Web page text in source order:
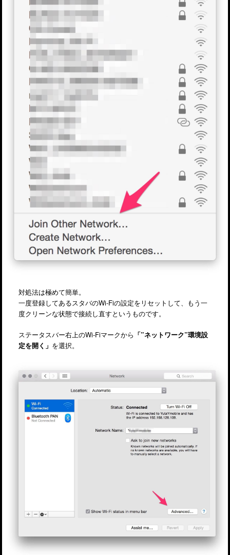
対処法は極めて簡単。
一度登録してあるスタバのWi-Fiの設定をリセットして、もう一
度クリーンな状態で接続し直すというものです。
ステータスバー右上のWi-Fiマークから 「”ネットワーク”環境設
定を開く」 を選択。